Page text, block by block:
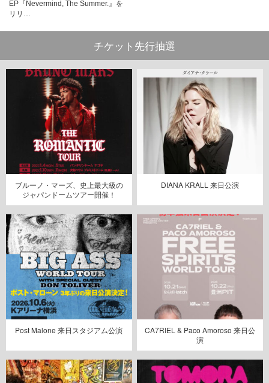
EP『Nevermind, The Summer.』を
リリ…
チケット先行抽選
ブルーノ・マーズ、史上最大級の
ジャパンドームツアー開催！
DIANA KRALL 来日公演
Post Malone 来日スタジアム公演
CA7RIEL & Paco Amoroso 来日公
演